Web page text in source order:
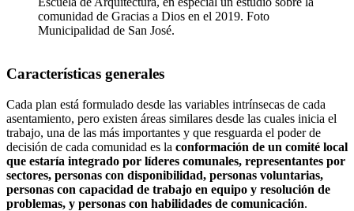
comunidad de Gracias a Dios en el 2019. Foto
Municipalidad de San José.
Características generales
Cada plan está formulado desde las variables intrínsecas de cada
asentamiento, pero existen áreas similares desde las cuales inicia el
trabajo, una de las más importantes y que resguarda el poder de
decisión de cada comunidad es la conformación de un comité local
que estaría integrado por líderes comunales, representantes por
sectores, personas con disponibilidad, personas voluntarias,
personas con capacidad de trabajo en equipo y resolución de
problemas, y personas con habilidades de comunicación.